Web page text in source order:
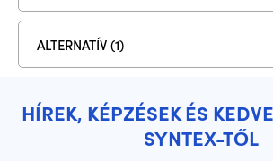
ALTERNATÍV (1)
HÍREK, KÉPZÉSEK ÉS
SYNTEX-TŐL